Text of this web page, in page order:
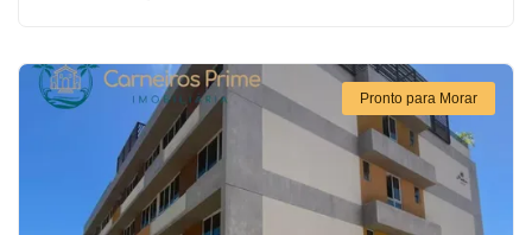
Pronto para Morar